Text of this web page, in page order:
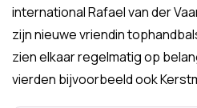
international Rafael van der
zijn nieuwe vriendin
zien elkaar regelmatig op
vierden bijvoorbeeld ook